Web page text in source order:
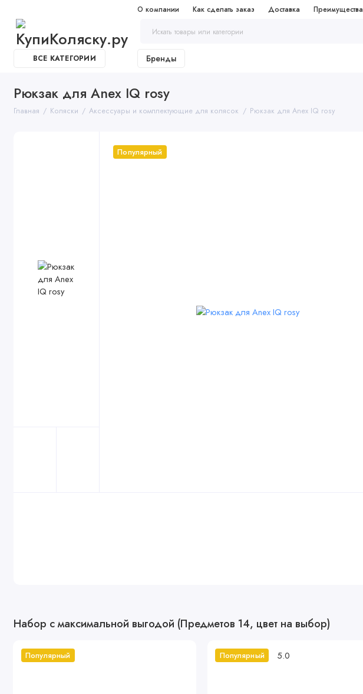
О компании Как сделать заказ Доставка Преимущества
ВСЕ КАТЕГОРИИ Бренды
Рюкзак для Anex IQ rosy
Главная Коляски Аксессуары и комплектующие для колясок Рюкзак для Anex IQ rosy
Популярный
Набор с максимальной выгодой (Предметов 14, цвет на выбор)
Популярный Популярный 5.0